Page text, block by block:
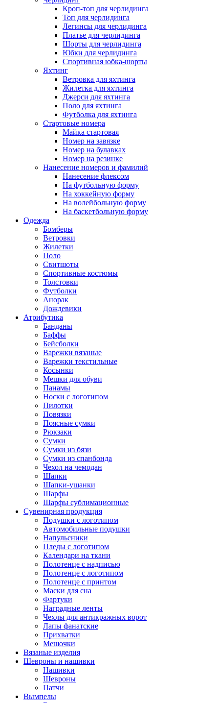
Кроп-топ для черлидинга
Топ для черлидинга
Легинсы для черлидинга
Платье для черлидинга
Шорты для черлидинга
Юбки для черлидинга
Спортивная юбка-шорты
Яхтинг
Ветровка для яхтинга
Жилетка для яхтинга
Джерси для яхтинга
Поло для яхтинга
Футболка для яхтинга
Стартовые номера
Майка стартовая
Номер на завязке
Номер на булавках
Номер на резинке
Нанесение номеров и фамилий
Нанесение флексом
На футбольную форму
На хоккейную форму
На волейбольную форму
На баскетбольную форму
Одежда
Бомберы
Ветровки
Жилетки
Поло
Свитшоты
Спортивные костюмы
Толстовки
Футболки
Анорак
Дождевики
Атрибутика
Банданы
Баффы
Бейсболки
Варежки вязаные
Варежки текстильные
Косынки
Мешки для обуви
Панамы
Носки с логотипом
Пилотки
Повязки
Поясные сумки
Рюкзаки
Сумки
Сумки из бязи
Сумки из спанбонда
Чехол на чемодан
Шапки
Шапки-ушанки
Шарфы
Шарфы сублимационные
Сувенирная продукция
Подушки с логотипом
Автомобильные подушки
Напульсники
Пледы с логотипом
Календари на ткани
Полотенце с надписью
Полотенце с логотипом
Полотенце с принтом
Маски для сна
Фартуки
Наградные ленты
Чехлы для антикражных ворот
Лапы фанатские
Прихватки
Мешочки
Вязаные изделия
Шевроны и нашивки
Нашивки
Шевроны
Патчи
Вымпелы